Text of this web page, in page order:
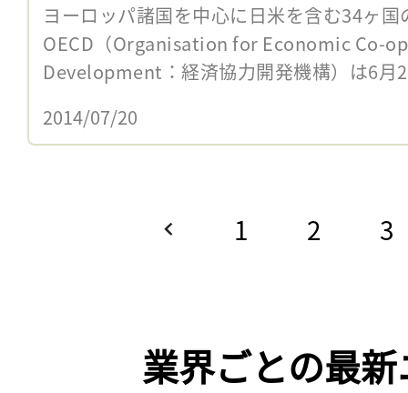
ヨーロッパ諸国を中心に日米を含む34ヶ
OECD（Organisation for Economic Co-
Development：経済協力開発機構）は6
2014/07/20
1 2 3
業界ごとの最